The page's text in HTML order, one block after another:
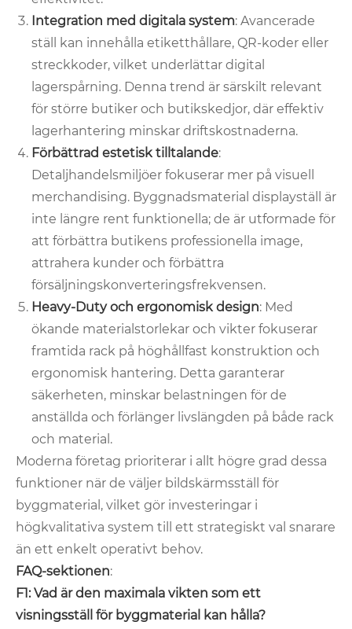
Integration med digitala system: Avancerade
ställ kan innehålla etiketthållare, QR-koder eller
streckkoder, vilket underlättar digital
lagerspårning. Denna trend är särskilt relevant
för större butiker och butikskedjor, där effektiv
lagerhantering minskar driftskostnaderna.
Förbättrad estetisk tilltalande:
Detaljhandelsmiljöer fokuserar mer på visuell
merchandising. Byggnadsmaterial displayställ är
inte längre rent funktionella; de är utformade för
att förbättra butikens professionella image,
attrahera kunder och förbättra
försäljningskonverteringsfrekvensen.
Heavy-Duty och ergonomisk design: Med
ökande materialstorlekar och vikter fokuserar
framtida rack på höghållfast konstruktion och
ergonomisk hantering. Detta garanterar
säkerheten, minskar belastningen för de
anställda och förlänger livslängden på både rack
och material.
Moderna företag prioriterar i allt högre grad dessa
funktioner när de väljer bildskärmsställ för
byggmaterial, vilket gör investeringar i
högkvalitativa system till ett strategiskt val snarare
än ett enkelt operativt behov.
FAQ-sektionen:
F1: Vad är den maximala vikten som ett
visningsställ för byggmaterial kan hålla?